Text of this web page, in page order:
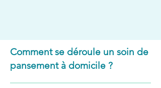
Comment se déroule un soin de
pansement à domicile ?